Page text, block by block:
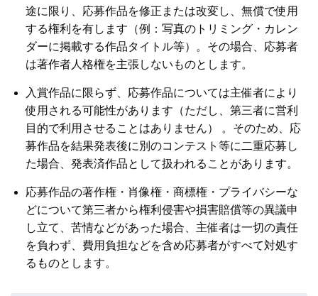
途に限り、応募作品を修正または改変し、無償で使用
する権利を有します（例：写真のトリミング・カレン
ダーに掲載する作品タイトル等）。その場合、応募者
は著作者人格権を主張しないものとします。
入賞作品に限らず、応募作品については主催者により
使用される可能性があります（ただし、第三者に営利
目的で利用させることはありません） 。そのため、応
募作品を結果発表後に別のコンテスト等に二重応募し
た場合、発表済作品として扱われることがあります。
応募作品の著作権・肖像権・商標権・プライバシーな
どについて第三者から権利侵害や損害賠償等の異議申
し立て、苦情などがあった場合、主催者は一切の責任
を負わず、費用負担などを含め応募者がすべて対処す
るものとします。